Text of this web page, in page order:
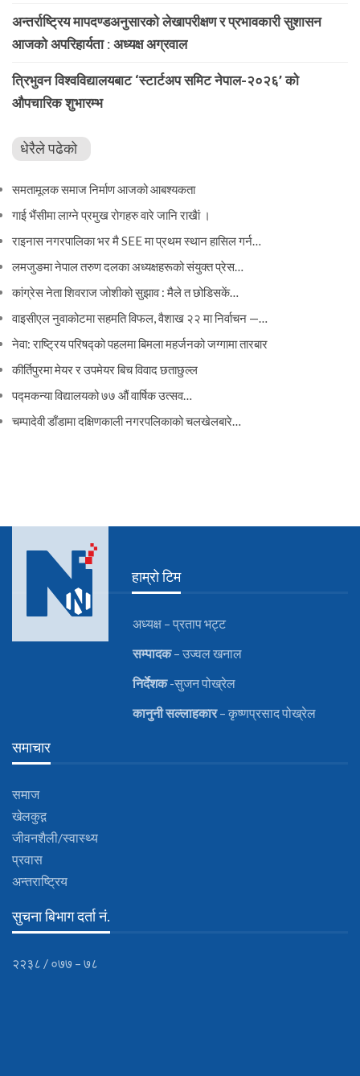
अन्तर्राष्ट्रिय मापदण्डअनुसारको लेखापरीक्षण र प्रभावकारी सुशासन
आजको अपरिहार्यता : अध्यक्ष अग्रवाल
त्रिभुवन विश्वविद्यालयबाट ‘स्टार्टअप समिट नेपाल-२०२६’ को
औपचारिक शुभारम्भ
धेरैले पढेको
समतामूलक समाज निर्माण आजको आबश्यकता
गाई भैंसीमा लाग्ने प्रमुख रोगहरु वारे जानि राखैां ।
राइनास नगरपालिका भर मै SEE मा प्रथम स्थान हासिल गर्न…
लमजुङमा नेपाल तरुण दलका अध्यक्षहरूको संयुक्त प्रेस…
कांग्रेस नेता शिवराज जोशीको सुझाव : मैले त छोडिसकें…
वाइसीएल नुवाकोटमा सहमति विफल, वैशाख २२ मा निर्वाचन —…
नेवा: राष्ट्रिय परिषद्को पहलमा बिमला महर्जनको जग्गामा तारबार
कीर्तिपुरमा मेयर र उपमेयर बिच विवाद छताछुल्ल
पद्मकन्या विद्यालयको ७७ औं ‌‌वार्षिक ‌उत्सव…
चम्पादेवी डाँडामा दक्षिणकाली नगरपलिकाको चलखेलबारे…
हाम्रो टिम
अध्यक्ष – प्रताप भट्ट
सम्पादक– उज्वल खनाल
निर्देशक-सुजन पोख्रेल
कानुनीसल्लाहकार– कृष्णप्रसाद पोख्रेल
समाचार
समाज
खेलकुद़़
जीवनशैली/स्वास्थ्य
प्रवास
अन्तराष्ट्रिय
सुचना बिभाग दर्ता नं.
२२३८ / ०७७ – ७८